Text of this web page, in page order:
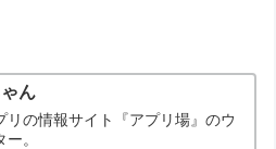
ん
リの情報サイト『アプリ場』のウ
。